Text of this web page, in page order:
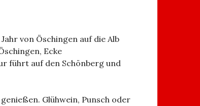
von Öschingen auf die Alb
Ecke
führt auf den Schönberg und
Glühwein, Punsch oder